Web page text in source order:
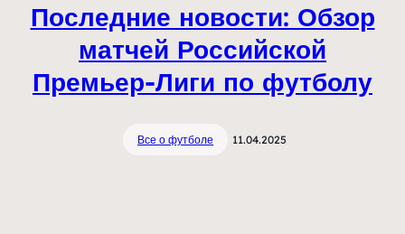
Последние новости: Обзор
матчей Российской
Премьер-Лиги по футболу
Все о футболе 11.04.2025